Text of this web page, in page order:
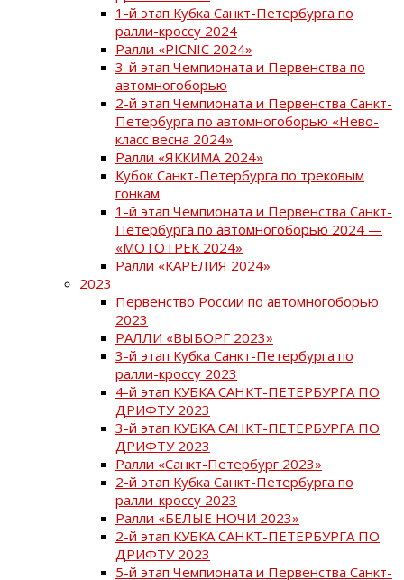
1-й этап Кубка Санкт-Петербурга по
ралли-кроссу 2024
Ралли «PICNIC 2024»
3-й этап Чемпионата и Первенства по
автомногоборью
2-й этап Чемпионата и Первенства Санкт-
Петербурга по автомногоборью «Нево-
класс весна 2024»
Ралли «ЯККИМА 2024»
Кубок Санкт-Петербурга по трековым
гонкам
1-й этап Чемпионата и Первенства Санкт-
Петербурга по автомногоборью 2024 —
«МОТОТРЕК 2024»
Ралли «КАРЕЛИЯ 2024»
2023
Первенство России по автомногоборью
2023
РАЛЛИ «ВЫБОРГ 2023»
3-й этап Кубка Санкт-Петербурга по
ралли-кроссу 2023
4-й этап КУБКА САНКТ-ПЕТЕРБУРГА ПО
ДРИФТУ 2023
3-й этап КУБКА САНКТ-ПЕТЕРБУРГА ПО
ДРИФТУ 2023
Ралли «Санкт-Петербург 2023»
2-й этап Кубка Санкт-Петербурга по
ралли-кроссу 2023
Ралли «БЕЛЫЕ НОЧИ 2023»
2-й этап КУБКА САНКТ-ПЕТЕРБУРГА ПО
ДРИФТУ 2023
5-й этап Чемпионата и Первенства Санкт-